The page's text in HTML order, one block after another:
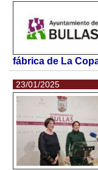
fábrica de La
23/01/2025